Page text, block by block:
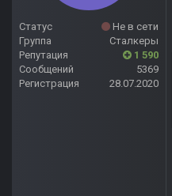
Статус
Не в сети
Группа
Сталкеры
Репутация
1 590
Сообщений
5369
Регистрация
28.07.2020